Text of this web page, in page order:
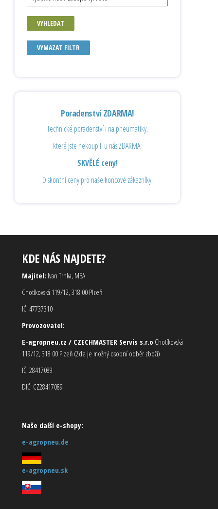
VYHLEDAT
VYMAZAT FILTR
Poradenství ZDARMA!
Technické poradenství i na pneumatiky,
které jste nekoupili u nás ZDARMA.
SKVĚLÉ ceny!
Diskontní ceny pro naše koncové zákazníky.
KDE NÁS NAJDETE?
Majitel: Ivan Trnka, MBA
Chotíkovská 119/12, 318 00 Plzeň
IČ: 47737310
Provozovatel:
E-agropneu.cz / CZECHMASTER Servis s.r.o Chotíkovská
119/12, 318 00 Plzeň (Zde je možný osobní odběr zboží)
IČ: 28417089
DIČ: CZ28417089
Naše další e-shopy:
e-agropneu.de
e-agropneu.sk